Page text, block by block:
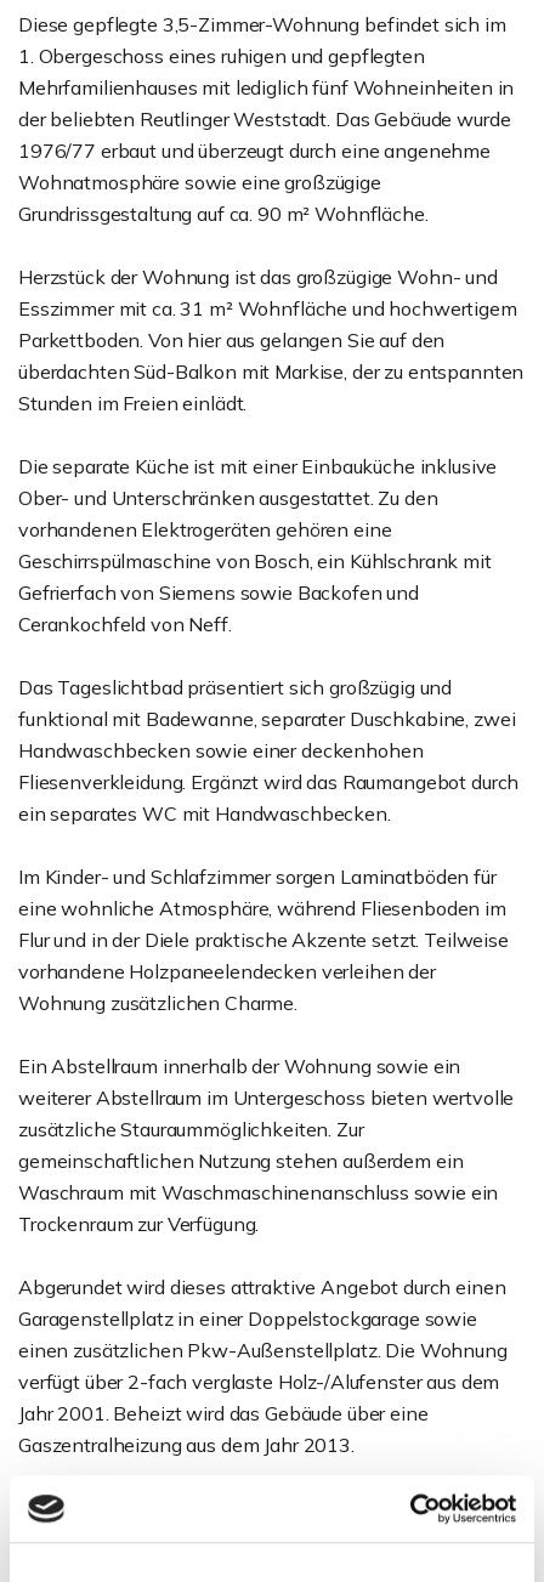
Diese gepflegte 3,5-Zimmer-Wohnung befindet sich im
1. Obergeschoss eines ruhigen und gepflegten
Mehrfamilienhauses mit lediglich fünf Wohneinheiten in
der beliebten Reutlinger Weststadt. Das Gebäude wurde
1976/77 erbaut und überzeugt durch eine angenehme
Wohnatmosphäre sowie eine großzügige
Grundrissgestaltung auf ca. 90 m² Wohnfläche.
Herzstück der Wohnung ist das großzügige Wohn- und
Esszimmer mit ca. 31 m² Wohnfläche und hochwertigem
Parkettboden. Von hier aus gelangen Sie auf den
überdachten Süd-Balkon mit Markise, der zu entspannten
Stunden im Freien einlädt.
Die separate Küche ist mit einer Einbauküche inklusive
Ober- und Unterschränken ausgestattet. Zu den
vorhandenen Elektrogeräten gehören eine
Geschirrspülmaschine von Bosch, ein Kühlschrank mit
Gefrierfach von Siemens sowie Backofen und
Cerankochfeld von Neff.
Das Tageslichtbad präsentiert sich großzügig und
funktional mit Badewanne, separater Duschkabine, zwei
Handwaschbecken sowie einer deckenhohen
Fliesenverkleidung. Ergänzt wird das Raumangebot durch
ein separates WC mit Handwaschbecken.
Im Kinder- und Schlafzimmer sorgen Laminatböden für
eine wohnliche Atmosphäre, während Fliesenboden im
Flur und in der Diele praktische Akzente setzt. Teilweise
vorhandene Holzpaneelendecken verleihen der
Wohnung zusätzlichen Charme.
Ein Abstellraum innerhalb der Wohnung sowie ein
weiterer Abstellraum im Untergeschoss bieten wertvolle
zusätzliche Stauraummöglichkeiten. Zur
gemeinschaftlichen Nutzung stehen außerdem ein
Waschraum mit Waschmaschinenanschluss sowie ein
Trockenraum zur Verfügung.
Abgerundet wird dieses attraktive Angebot durch einen
Garagenstellplatz in einer Doppelstockgarage sowie
einen zusätzlichen Pkw-Außenstellplatz. Die Wohnung
verfügt über 2-fach verglaste Holz-/Alufenster aus dem
Jahr 2001. Beheizt wird das Gebäude über eine
Gaszentralheizung aus dem Jahr 2013.
Die Kombination aus großzügigem Grundriss, gepflegtem
Zustand und ruhiger Wohnlage macht diese Wohnung zu